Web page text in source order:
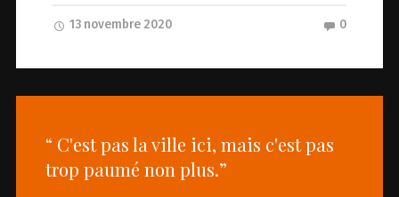
13 novembre 2020 0
“ C'est pas la ville ici, mais c'est pas
trop paumé non plus.”